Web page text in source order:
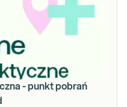
- punkt pobrań